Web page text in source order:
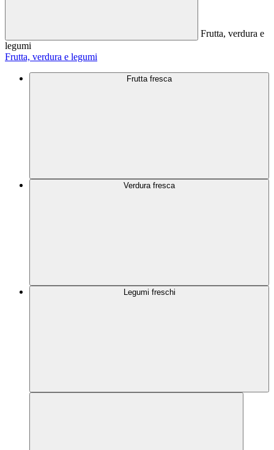
Frutta, verdura e
legumi
Frutta, verdura e legumi
Frutta fresca
Verdura fresca
Legumi freschi